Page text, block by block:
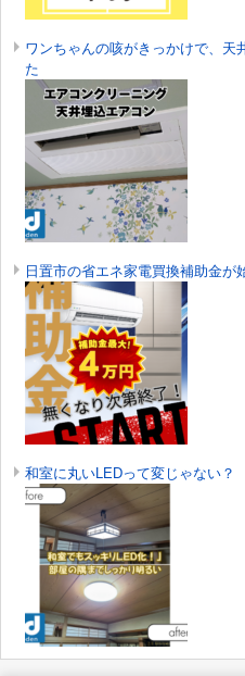
ワンちゃんの咳がきっかけで、天
た
日置市の省エネ家電買換補助金が
和室に丸いLEDって変じゃない？